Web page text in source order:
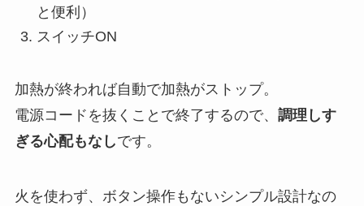
と便利）
スイッチON
加熱が終われば自動で加熱がストップ。
電源コードを抜くことで終了するので、 調理しす
ぎる心配もなしです。
火を使わず、ボタン操作もないシンプル設計なの